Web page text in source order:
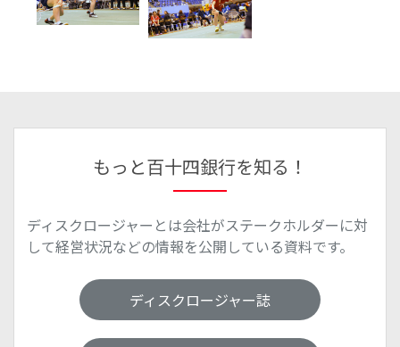
もっと百十四銀行を知る！
ディスクロージャーとは会社がステークホルダーに対
して経営状況などの情報を公開している資料です。
ディスクロージャー誌